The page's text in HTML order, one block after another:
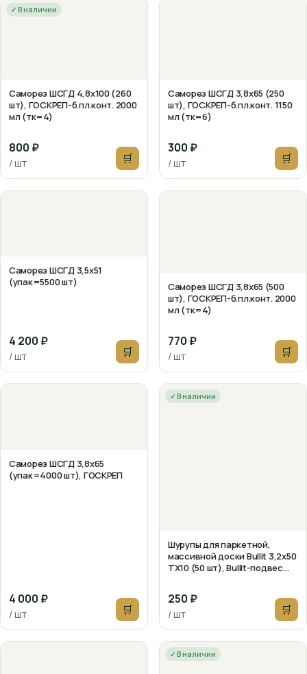
✓ В наличии
Саморез ШСГД 4,8х100 (260
шт), ГОСКРЕП-б.пл.конт. 2000
мл (тк=4)
800 ₽
/ шт 🛒
Саморез ШСГД 3,8х65 (250
шт), ГОСКРЕП-б.пл.конт. 1150
мл (тк=6)
300 ₽
/ шт 🛒
Саморез ШСГД 3,5х51
(упак=5500 шт)
4 200 ₽
/ шт 🛒
Саморез ШСГД 3,8х65 (500
шт), ГОСКРЕП-б.пл.конт. 2000
мл (тк=4)
770 ₽
/ шт 🛒
Саморез ШСГД 3,8х65
(упак=4000 шт), ГОСКРЕП
4 000 ₽
/ шт 🛒
✓ В наличии
Шурупы для паркетной,
массивной доски Bullit 3,2х50
TX10 (50 шт), Bullit-подвес
250 ₽
/ шт 🛒
✓ В наличии